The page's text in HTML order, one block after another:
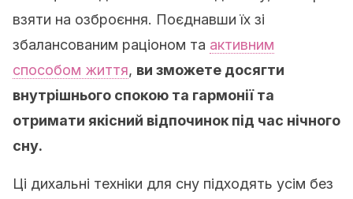
взяти на озброєння. Поєднавши їх зі
збалансованим раціоном та активним
способом життя, ви зможете досягти
внутрішнього спокою та гармонії та
отримати якісний відпочинок під час нічного
сну.
Ці дихальні техніки для сну підходять усім без